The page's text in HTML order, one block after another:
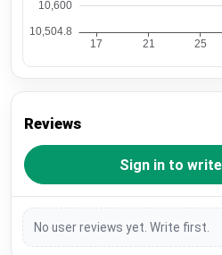
Reviews
Sign in to
No user reviews yet. Write first.